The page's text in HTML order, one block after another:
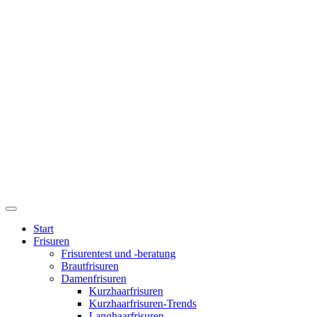
Start
Frisuren
Frisurentest und -beratung
Brautfrisuren
Damenfrisuren
Kurzhaarfrisuren
Kurzhaarfrisuren-Trends